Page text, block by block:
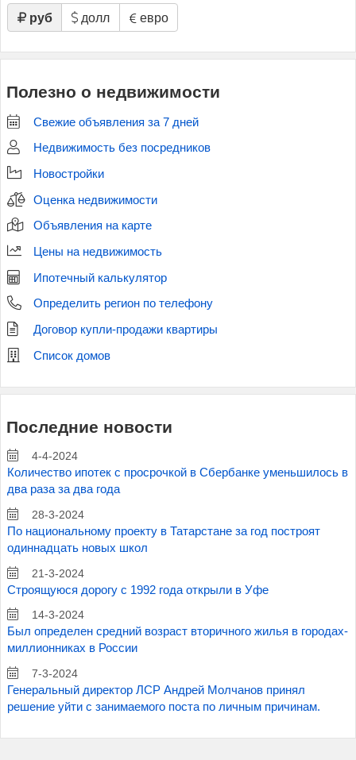
руб долл евро
Полезно о недвижимости
Свежие объявления за 7 дней
Недвижимость без посредников
Новостройки
Оценка недвижимости
Объявления на карте
Цены на недвижимость
Ипотечный калькулятор
Определить регион по телефону
Договор купли-продажи квартиры
Список домов
Последние новости
4-4-2024
Количество ипотек с просрочкой в Сбербанке уменьшилось в
два раза за два года
28-3-2024
По национальному проекту в Татарстане за год построят
одиннадцать новых школ
21-3-2024
Строящуюся дорогу с 1992 года открыли в Уфе
14-3-2024
Был определен средний возраст вторичного жилья в городах-
миллионниках в России
7-3-2024
Генеральный директор ЛСР Андрей Молчанов принял
решение уйти с занимаемого поста по личным причинам.